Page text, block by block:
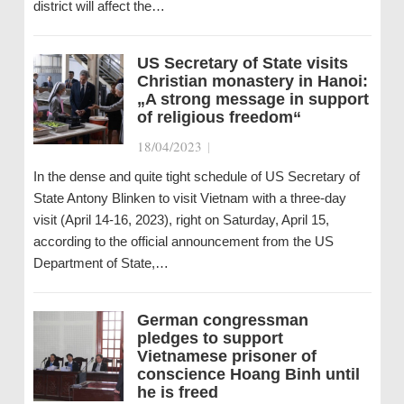
district will affect the…
US Secretary of State visits
Christian monastery in Hanoi:
„A strong message in support
of religious freedom“
18/04/2023 |
In the dense and quite tight schedule of US Secretary of
State Antony Blinken to visit Vietnam with a three-day
visit (April 14-16, 2023), right on Saturday, April 15,
according to the official announcement from the US
Department of State,…
German congressman
pledges to support
Vietnamese prisoner of
conscience Hoang Binh until
he is freed